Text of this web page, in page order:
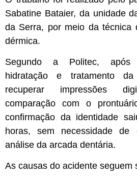
Sabatine Bataier, da unidade
da Serra, por meio da técnica
dérmica.
Segundo a Politec, após
hidratação e tratamento
recuperar impressões
comparação com o
confirmação da identidade
horas, sem necessidade
análise da arcada dentária.
As causas do acidente seguem